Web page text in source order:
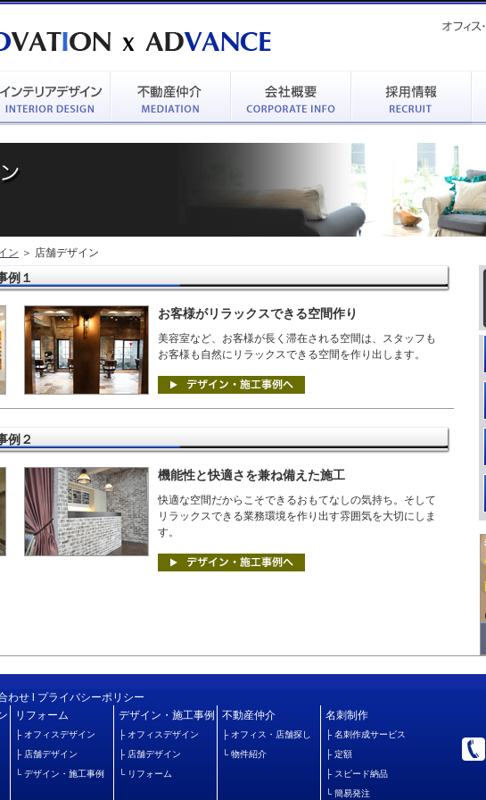
ン ＞ 店舗デザイン
例１
お客様がリラックスできる空間作り
美容室など、お客様が長く滞在される空間は、スタッフも
お客様も自然にリラックスできる空間を作り出します。
例２
機能性と快適さを兼ね備えた施工
快適な空間だからこそできるおもてなしの気持ち。そして
リラックスできる業務環境を作り出す雰囲気を大切にしま
す。
わせ
プライバシーポリシー
リフォーム デザイン・施工事例 不動産仲介 名刺制作
├ オフィスデザイン ├ オフィスデザイン ├ オフィス・店舗探し ├名刺作成サービス
├ 店舗デザイン ├ 店舗デザイン └物件紹介 ├定額
└デザイン・施工事例 └ リフォーム ├ スピード納品
└簡易発注